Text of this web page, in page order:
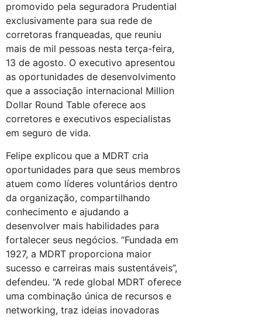
promovido pela seguradora Prudential
exclusivamente para sua rede de
corretoras franqueadas, que reuniu
mais de mil pessoas nesta terça-feira,
13 de agosto. O executivo apresentou
as oportunidades de desenvolvimento
que a associação internacional Million
Dollar Round Table oferece aos
corretores e executivos especialistas
em seguro de vida.
Felipe explicou que a MDRT cria
oportunidades para que seus membros
atuem como líderes voluntários dentro
da organização, compartilhando
conhecimento e ajudando a
desenvolver mais habilidades para
fortalecer seus negócios. “Fundada em
1927, a MDRT proporciona maior
sucesso e carreiras mais sustentáveis”,
defendeu. “A rede global MDRT oferece
uma combinação única de recursos e
networking, traz ideias inovadoras